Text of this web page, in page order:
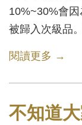
10%~30%會
被歸入次級品
閱讀更多 →
不知道